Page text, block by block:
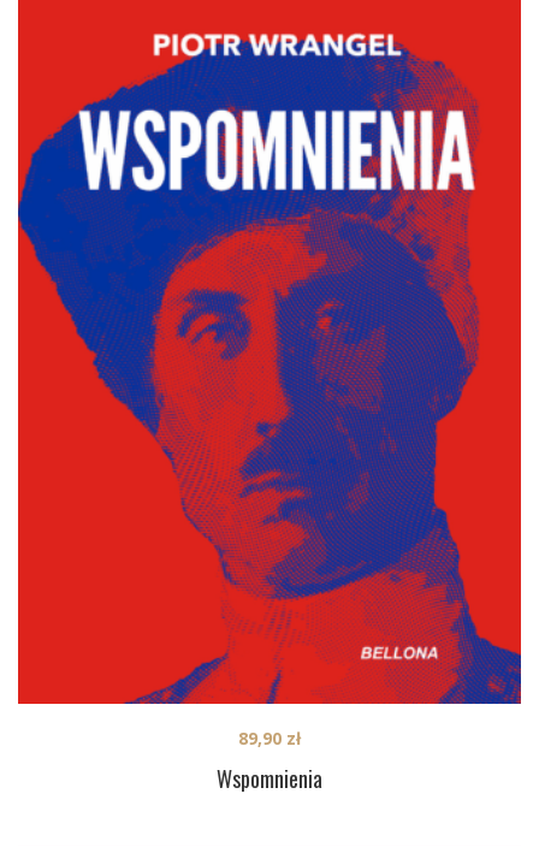
Wspomnienia
89,90 zł